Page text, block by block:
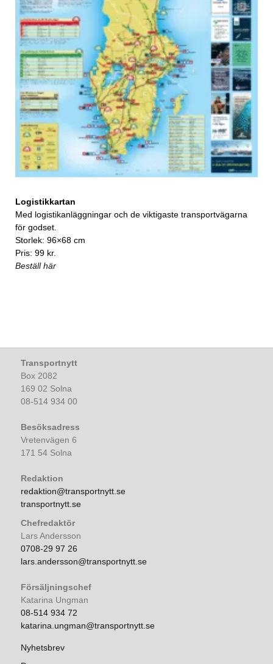
Logistikkartan
Med logistikanläggningar och de viktigaste transportvägarna
för godset.
Storlek: 96×68 cm
Pris: 99 kr.
Beställ här
Transportnytt
Box 2082
169 02 Solna
08-514 934 00
Besöksadress
Vretenvägen 6
171 54 Solna
Redaktion
redaktion@transportnytt.se
transportnytt.se
Chefredaktör
Lars Andersson
0708-29 97 26
lars.andersson@transportnytt.se
Försäljningschef
Katarina Ungman
08-514 934 72
katarina.ungman@transportnytt.se
Nyhetsbrev